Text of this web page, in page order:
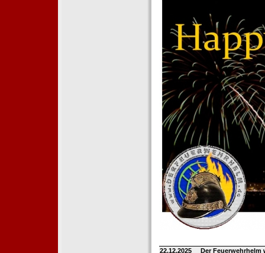
22.12.2025 Der